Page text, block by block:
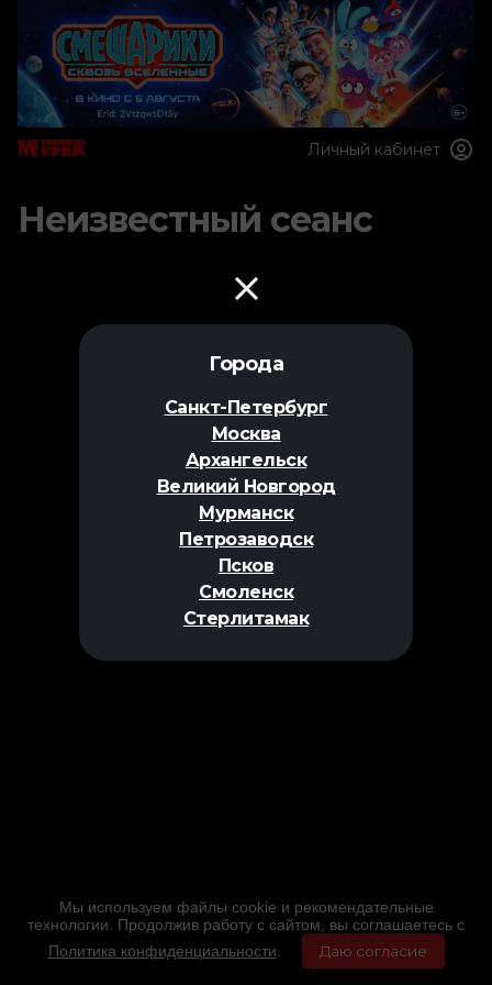
Города
Санкт-Петербург
Москва
Архангельск
Великий Новгород
Мурманск
Петрозаводск
Псков
Смоленск
Стерлитамак
Личный кабинет
Неизвестный сеанс
Мы используем файлы cookie и рекомендательные
технологии. Продолжив работу с сайтом, вы соглашаетесь с
Политика конфиденциальности
Даю согласие